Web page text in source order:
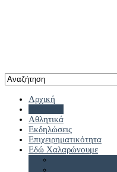
Αρχική
Αθλητικά
Εκδηλώσεις
Επιχειρηματικότητα
Εδώ Χαλαρώνουμε